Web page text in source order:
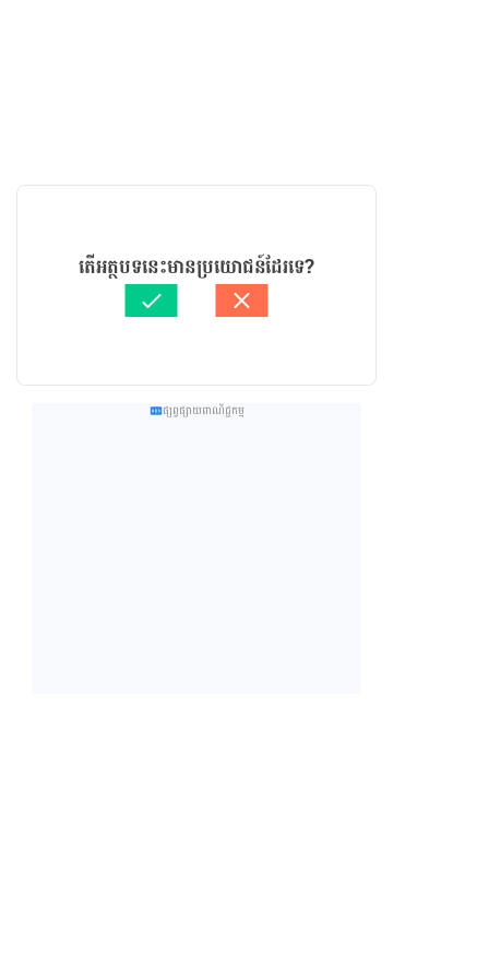
តើអត្ថបទនេះមានប្រយោជន៍ដែរទេ?
ផ្សព្វផ្សាយពាណិជ្ជកម្ម